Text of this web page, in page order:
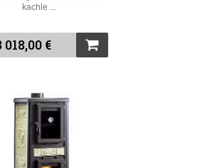
kachle ...
018,00 €